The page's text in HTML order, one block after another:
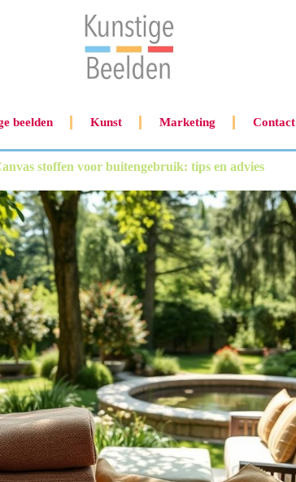
beelden Kunst Marketing Contact
stoffen voor buitengebruik: tips en advies